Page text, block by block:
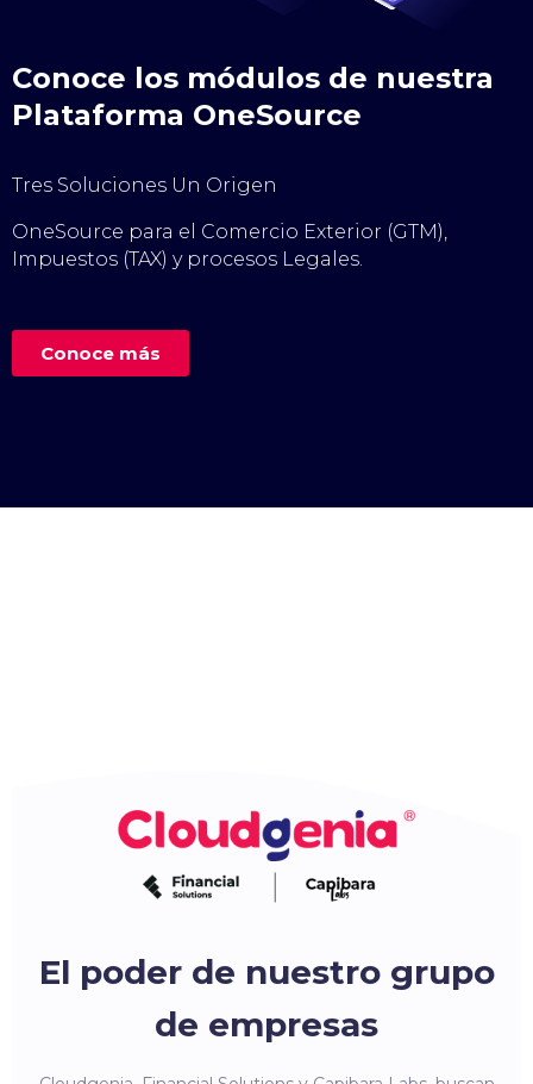
Conoce los módulos de nuestra
Plataforma OneSource
Tres Soluciones Un Origen
OneSource para el Comercio Exterior (GTM),
Impuestos (TAX) y procesos Legales.
Conoce más
El poder de nuestro grupo
de empresas